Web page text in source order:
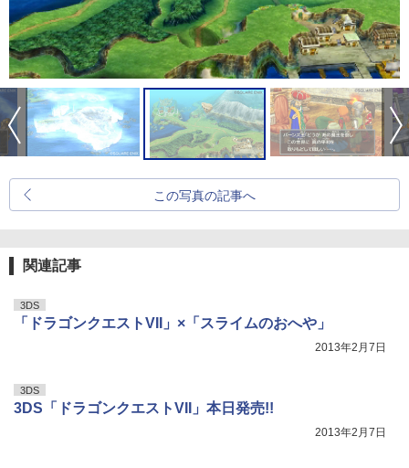
この写真の記事へ
関連記事
3DS
「ドラゴンクエストVII」×「スライムのおへや」
2013年2月7日
3DS
3DS「ドラゴンクエストVII」本日発売!!
2013年2月7日